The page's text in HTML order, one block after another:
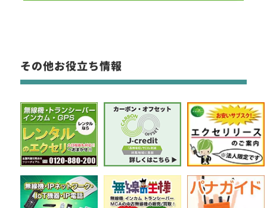
その他お役立ち情報